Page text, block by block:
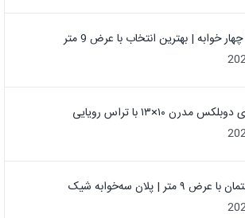
خوابه | بهترین انتخاب با عرض 9 متر
مدرن ۱۰×۱۳ با تراس رویایی
متر | پلان سه‌خوابه شیک